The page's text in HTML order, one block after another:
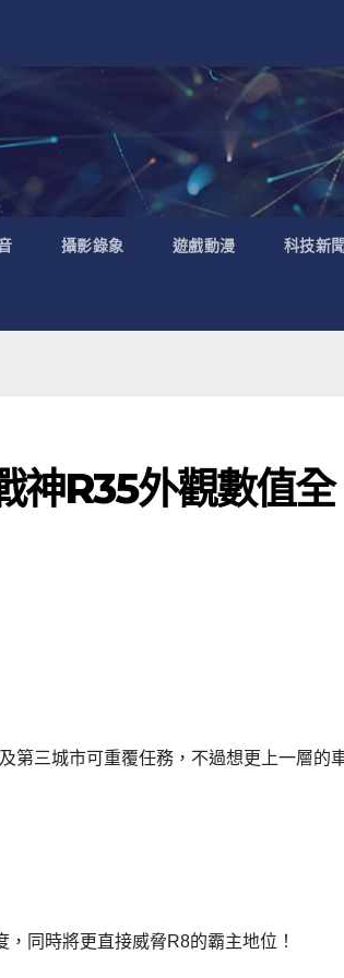
攝影錄象 遊戲動漫 科技新
神R35外觀數值全
第三城市可重覆任務，不過想更上一層的
同時將更直接威脅R8的霸主地位！